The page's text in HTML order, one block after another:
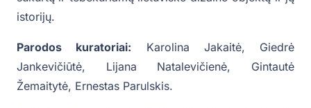
istorijų.
Parodos kuratoriai: Karolina Jakaitė, Giedrė
Jankevičiūtė, Lijana Natalevičienė, Gintautė
Žemaitytė, Ernestas Parulskis.